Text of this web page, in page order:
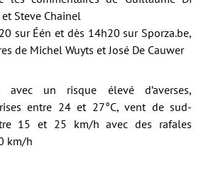
et Steve Chainel
sur Één et dès 14h20 sur Sporza.be,
de Michel Wuyts et José De Cauwer
avec un risque élevé d’averses,
entre 24 et 27°C, vent de sud-
15 et 25 km/h avec des rafales
km/h